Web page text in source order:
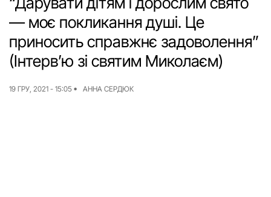
Гроші
Освіта
Інструкції
Медицина
ЖКГ
Історія
Культура
— моє покликання душі. Це
приносить справжнє задоволення”
(Інтерв’ю зі святим Миколаєм)
19 ГРУ, 2021 - 15:05 АННА СЕРДЮК